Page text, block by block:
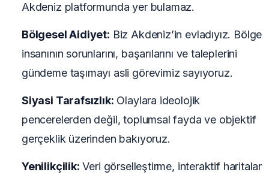
Akdeniz platformunda yer bulamaz.
Bölgesel Aidiyet: Biz Akdeniz’in evladıyız. Bölge
insanının sorunlarını, başarılarını ve taleplerini
gündeme taşımayı asli görevimiz sayıyoruz.
Siyasi Tarafsızlık: Olaylara ideolojik
pencerelerden değil, toplumsal fayda ve objektif
gerçeklik üzerinden bakıyoruz.
Yenilikçilik: Veri görselleştirme, interaktif haritalar